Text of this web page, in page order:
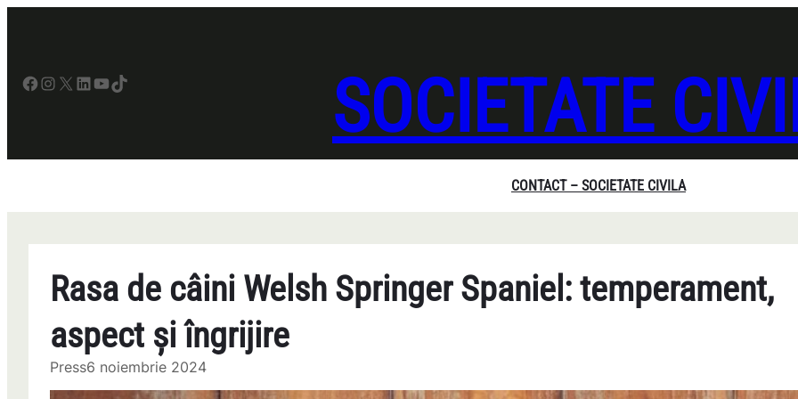
Facebook InstagramX LinkedIn YouTube TikTok SOCIETATE
CONTACT – SOCIETATE CIVILA
Rasa de câini Welsh Springer Spaniel: temperament,
aspect și îngrijire
Press6 noiembrie 2024